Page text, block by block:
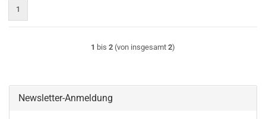
1
1 bis 2 (von insgesamt 2)
Newsletter-Anmeldung